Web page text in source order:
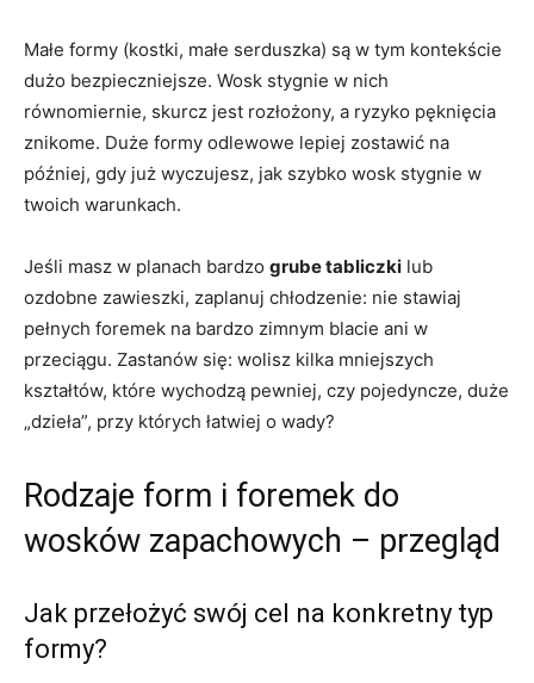
Małe formy (kostki, małe serduszka) są w tym kontekście
dużo bezpieczniejsze. Wosk stygnie w nich
równomiernie, skurcz jest rozłożony, a ryzyko pęknięcia
znikome. Duże formy odlewowe lepiej zostawić na
później, gdy już wyczujesz, jak szybko wosk stygnie w
twoich warunkach.
Jeśli masz w planach bardzo grube tabliczki lub
ozdobne zawieszki, zaplanuj chłodzenie: nie stawiaj
pełnych foremek na bardzo zimnym blacie ani w
przeciągu. Zastanów się: wolisz kilka mniejszych
kształtów, które wychodzą pewniej, czy pojedyncze, duże
„dzieła”, przy których łatwiej o wady?
Rodzaje form i foremek do
wosków zapachowych – przegląd
Jak przełożyć swój cel na konkretny typ
formy?